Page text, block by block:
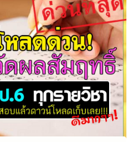
ย ชั้นประถมศึกษาปีที่ 6